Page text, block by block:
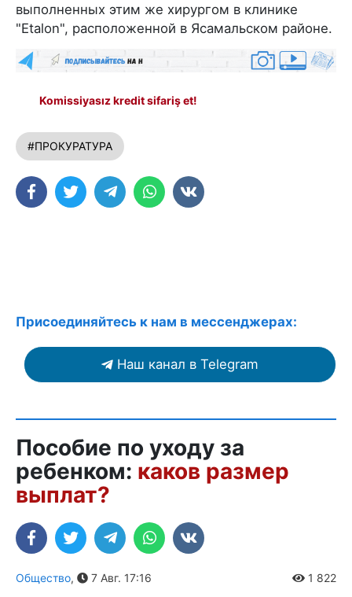
выполненных этим же хирургом в клинике
"Etalon", расположенной в Ясамальском районе.
Komissiyasız kredit sifariş et!
#ПРОКУРАТУРА
Присоединяйтесь к нам в мессенджерах:
Наш канал в Telegram
Пособие по уходу за
ребенком: каков размер
выплат?
Общество, 7 Авг. 17:16 1 822